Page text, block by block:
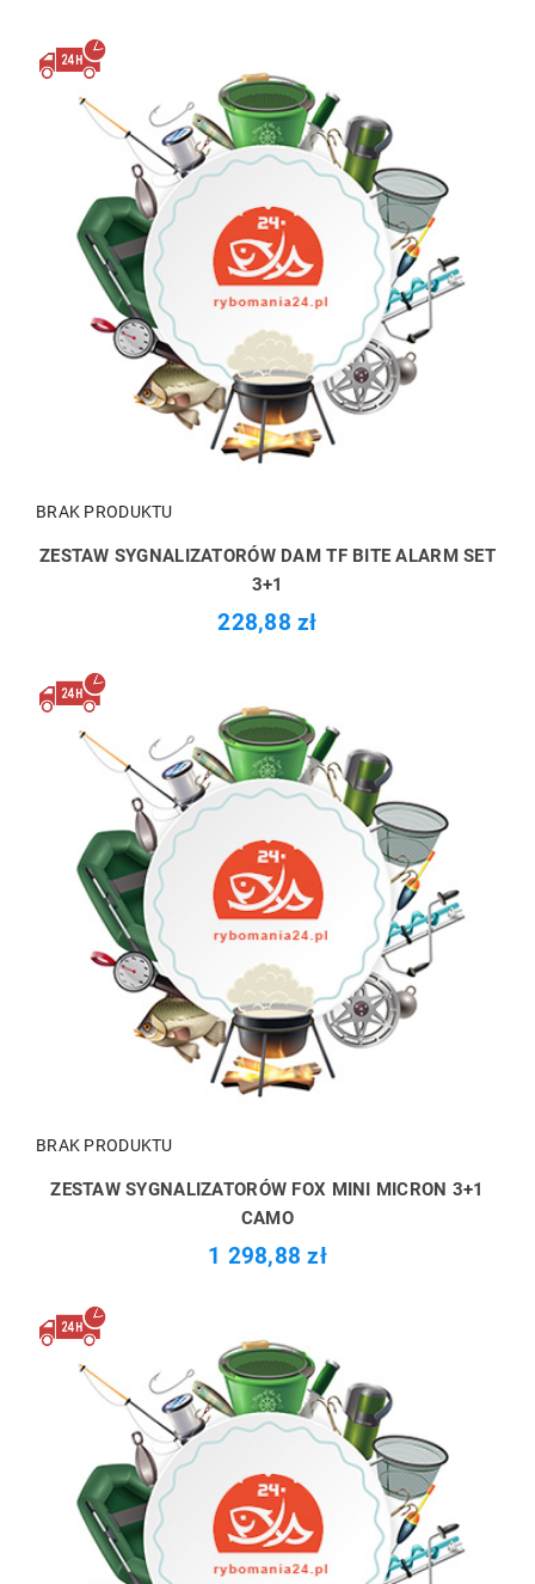
BRAK PRODUKTU
ZESTAW SYGNALIZATORÓW DAM TF BITE ALARM SET
3+1
228,88 zł
BRAK PRODUKTU
ZESTAW SYGNALIZATORÓW FOX MINI MICRON 3+1
CAMO
1 298,88 zł